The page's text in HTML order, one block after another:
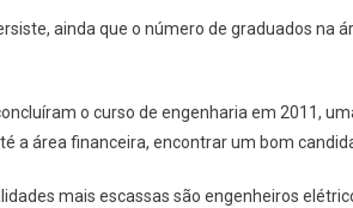
ainda que o número de graduados na
o curso de engenharia em 2011,
a área financeira, encontrar um bom
mais escassas são engenheiros